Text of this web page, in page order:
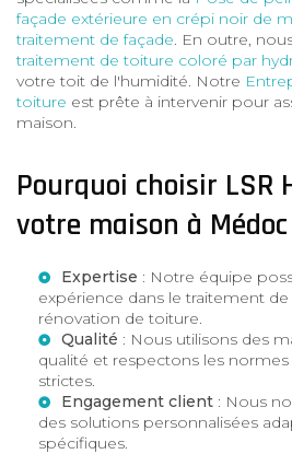
façade extérieure en crépi noir de
traitement de façade. En outre,
traitement de toiture coloré par
votre toit de l'humidité. Notre
toiture est prête à intervenir pour
maison.
Pourquoi choisir LSR
votre maison à Médoc
Expertise : Notre équipe
expérience dans le traitement
rénovation de toiture.
Qualité : Nous utilisons des
qualité et respectons les
strictes.
Engagement client : Nous
des solutions personnalisées
spécifiques.